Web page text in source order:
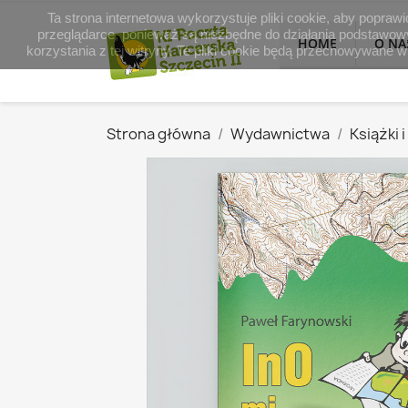
Ta strona internetowa wykorzystuje pliki cookie, aby
przeglądarce, ponieważ są niezbędne do działania
korzystania z tej witryny. Te pliki cookie będą przechowywane
HOME O
Strona główna Wydawnictwa Książki